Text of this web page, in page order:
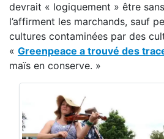
devrait « logiquement » être
l’affirment les marchands, sauf
cultures contaminées par des
« Greenpeace a trouvé des
maïs en conserve. »